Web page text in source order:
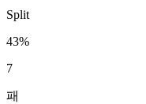
Split
43%
7
패